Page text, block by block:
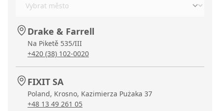
Drake & Farrell
Na Piketě 535/III
+420 (38) 102-0020
FIXIT SA
Poland, Krosno, Kazimierza Pużaka 37
+48 13 49 261 05